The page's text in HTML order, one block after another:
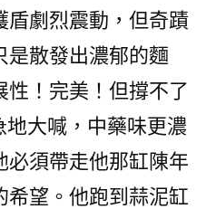
盾劇烈震動，但奇蹟
是散發出濃郁的麵
性！完美！但撐不了
大喊，中藥味更濃
必須帶走他那缸陳年
希望。他跑到蒜泥缸